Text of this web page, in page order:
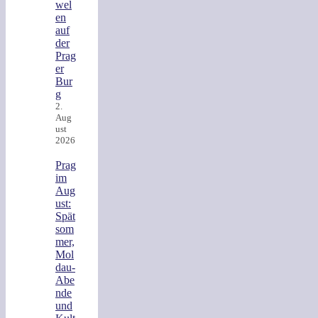
wel
en
auf
der
Prag
er
Bur
g
2.
Aug
ust
2026
Prag
im
Aug
ust:
Spät
som
mer,
Mol
dau-
Abe
nde
und